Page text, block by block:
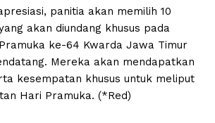
panitia akan memilih 10
akan diundang khusus pada
ke-64 Kwarda Jawa Timur
Mereka akan mendapatkan
kesempatan khusus untuk meliput
Hari Pramuka. (*Red)